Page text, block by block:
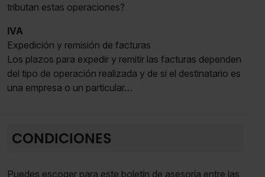
tributan estas operaciones?
IVA
Expedición y remisión de facturas
Los plazos para expedir y remitir las facturas dependen
del tipo de operación realizada y de si el destinatario es
una empresa o un particular…
CONDICIONES
Puedes escoger para este boletín de asesoría entre las